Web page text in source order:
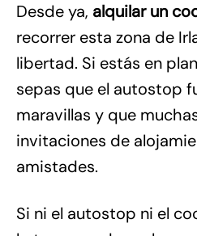
Desde ya, alquilar un
recorrer esta zona de
libertad. Si estás en
sepas que el autostop
maravillas y que
invitaciones de
amistades.
Si ni el autostop ni el